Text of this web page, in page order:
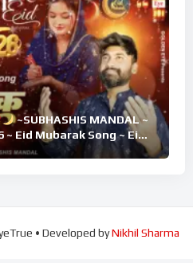
~SUBHASHIS MANDAL ~
~ Eid Mubarak Song ~ Eid
• Developed byNikhil Sharma